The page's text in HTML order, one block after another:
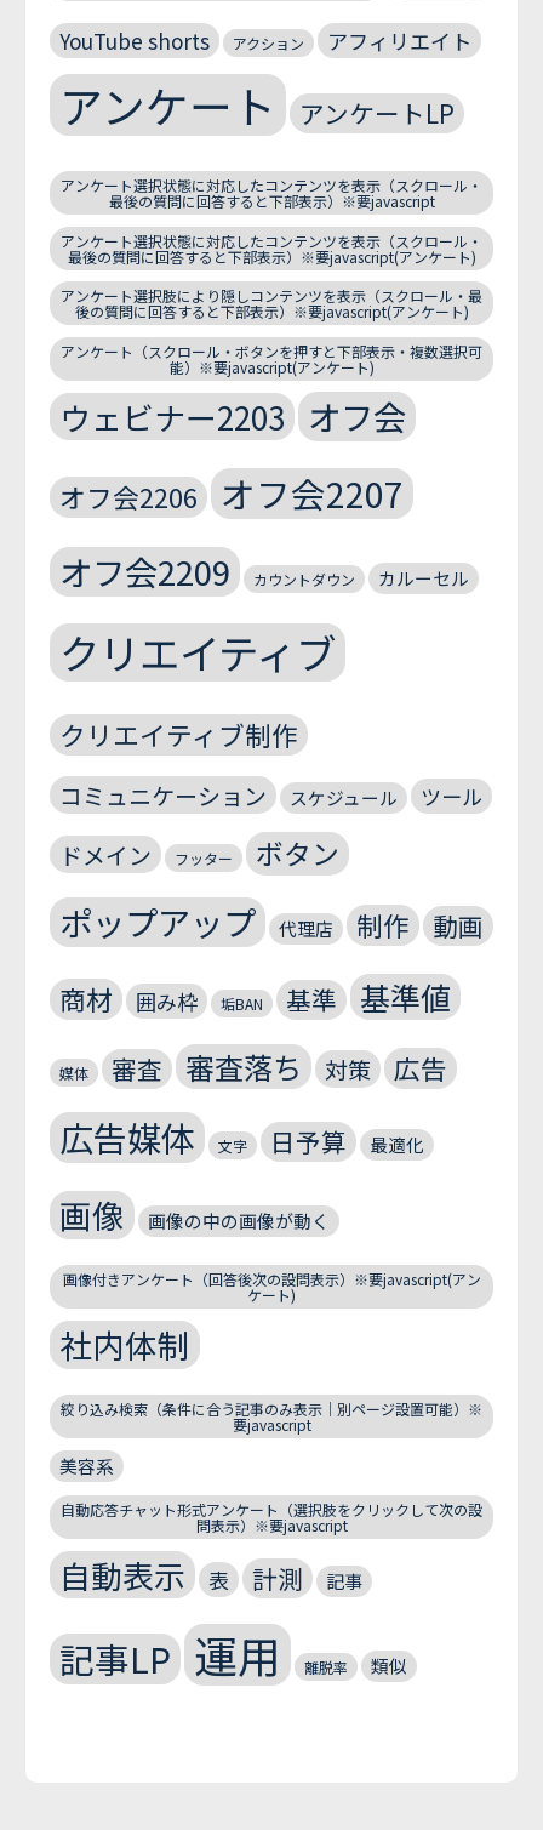
YouTube shorts
アクション アフィリエイト
アンケート アンケートLP
アンケート選択状態に対応したコンテンツを表示（スクロール・
最後の質問に回答すると下部表示）※要javascript
アンケート選択状態に対応したコンテンツを表示（スクロール・
最後の質問に回答すると下部表示）※要javascript(アンケート)
アンケート選択肢により隠しコンテンツを表示（スクロール・最
後の質問に回答すると下部表示）※要javascript(アンケート)
アンケート（スクロール・ボタンを押すと下部表示・複数選択可
能）※要javascript(アンケート)
ウェビナー2203 オフ会
オフ会2206 オフ会2207
オフ会2209 カウントダウン カルーセル
クリエイティブ
クリエイティブ制作
コミュニケーション スケジュール ツール
ドメイン フッター ボタン
ポップアップ 代理店 制作 動画
商材 囲み枠 垢BAN 基準 基準値
媒体 審査 審査落ち 対策 広告
広告媒体 文字 日予算 最適化
画像 画像の中の画像が動く
画像付きアンケート（回答後次の設問表示）※要javascript(アン
ケート)
社内体制
絞り込み検索（条件に合う記事のみ表示｜別ページ設置可能）※
要javascript
美容系
自動応答チャット形式アンケート（選択肢をクリックして次の設
問表示）※要javascript
自動表示 表 計測 記事
記事LP 運用 離脱率 類似